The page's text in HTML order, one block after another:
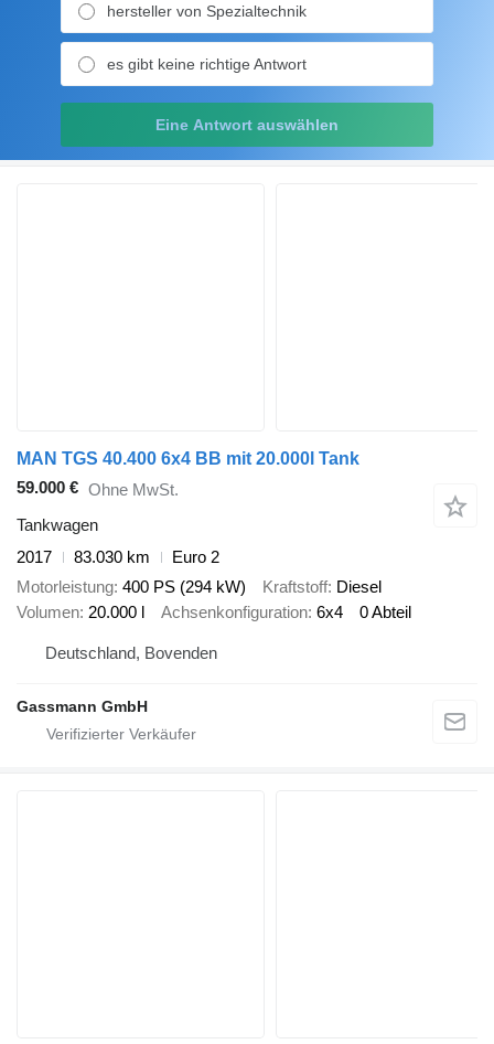
hersteller von Spezialtechnik
es gibt keine richtige Antwort
Eine Antwort auswählen
MAN TGS 40.400 6x4 BB mit 20.000l Tank
59.000 € Ohne MwSt.
Tankwagen
2017
83.030 km
Euro 2
Motorleistung 400 PS (294 kW) Kraftstoff Diesel
Volumen 20.000 l Achsenkonfiguration 6x4 0 Abteil
Deutschland, Bovenden
Gassmann GmbH